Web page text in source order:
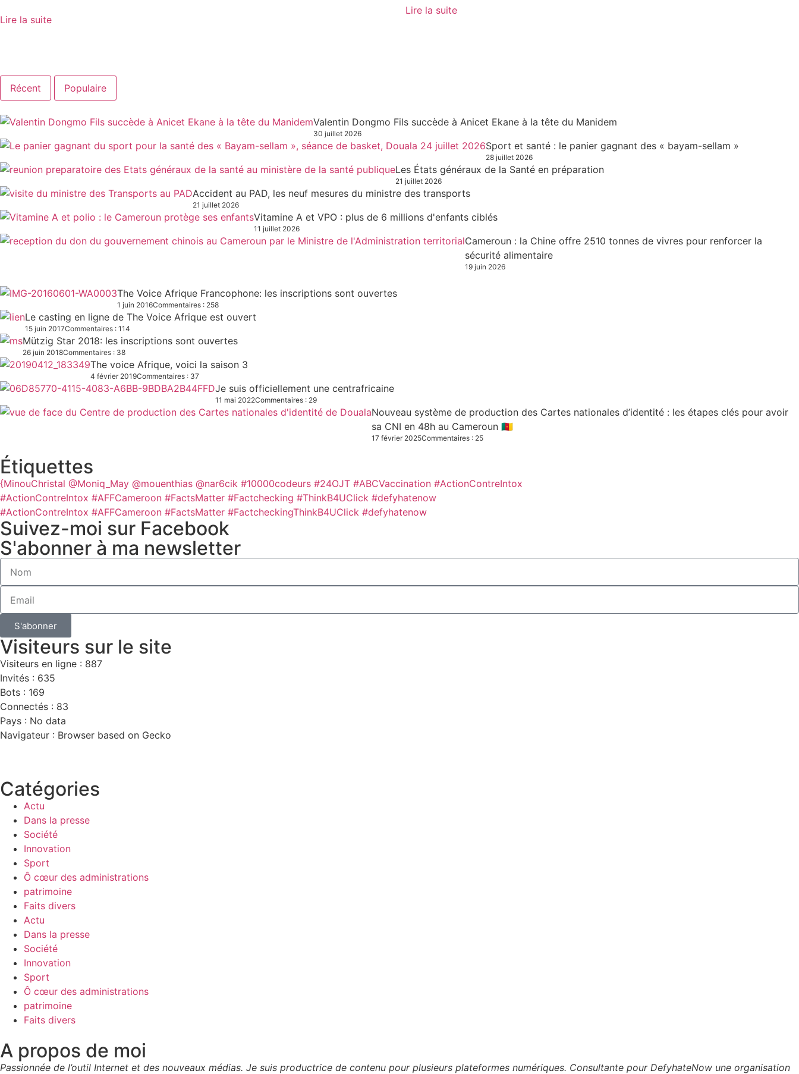
Lire la suite
Lire la suite
Récent Populaire
Valentin Dongmo Fils succède à Anicet Ekane à la tête du Manidem
30 juillet 2026
Sport et santé : le panier gagnant des « bayam-sellam »
28 juillet 2026
Les États généraux de la Santé en préparation
21 juillet 2026
Accident au PAD, les neuf mesures du ministre des transports
21 juillet 2026
Vitamine A et VPO : plus de 6 millions d'enfants ciblés
11 juillet 2026
Cameroun : la Chine offre 2510 tonnes de vivres pour renforcer la
sécurité alimentaire
19 juin 2026
The Voice Afrique Francophone: les inscriptions sont ouvertes
1 juin 2016Commentaires : 258
Le casting en ligne de The Voice Afrique est ouvert
15 juin 2017Commentaires : 114
Mützig Star 2018: les inscriptions sont ouvertes
26 juin 2018Commentaires : 38
The voice Afrique, voici la saison 3
4 février 2019Commentaires : 37
Je suis officiellement une centrafricaine
11 mai 2022Commentaires : 29
Nouveau système de production des Cartes nationales d’identité : les étapes clés pour avoir
sa CNI en 48h au Cameroun 🇨🇲
17 février 2025Commentaires : 25
Étiquettes
{MinouChristal @Moniq_May @mouenthias @nar6cik #10000codeurs #24OJT #ABCVaccination #ActionContreIntox
#ActionContreIntox #AFFCameroon #FactsMatter #Factchecking #ThinkB4UClick #defyhatenow
#ActionContreIntox #AFFCameroon #FactsMatter #FactcheckingThinkB4UClick #defyhatenow
Suivez-moi sur Facebook
S'abonner à ma newsletter
S'abonner
Visiteurs sur le site
Visiteurs en ligne : 887
Invités : 635
Bots : 169
Connectés : 83
Pays : No data
Navigateur : Browser based on Gecko
Catégories
Actu
Dans la presse
Société
Innovation
Sport
Ô cœur des administrations
patrimoine
Faits divers
Actu
Dans la presse
Société
Innovation
Sport
Ô cœur des administrations
patrimoine
Faits divers
A propos de moi
Passionnée de l’outil Internet et des nouveaux médias. Je suis productrice de contenu pour plusieurs plateformes numériques. Consultante pour DefyhateNow une organisation